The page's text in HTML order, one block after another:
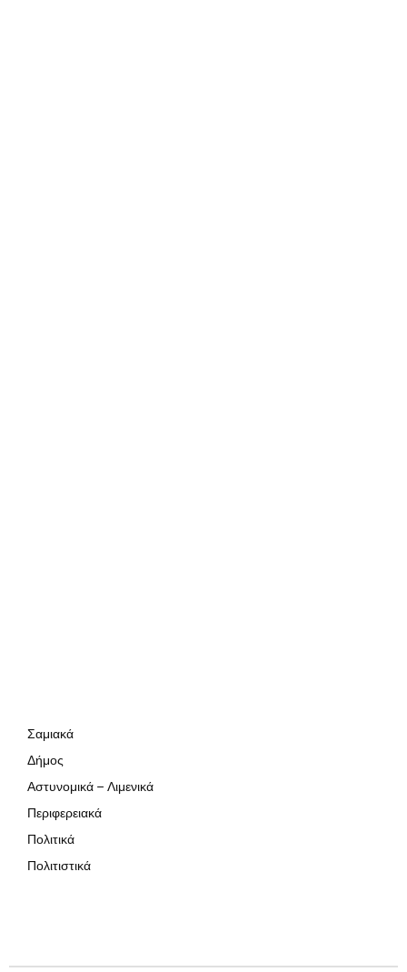
Σαμιακά
Δήμος
Αστυνομικά – Λιμενικά
Περιφερειακά
Πολιτικά
Πολιτιστικά